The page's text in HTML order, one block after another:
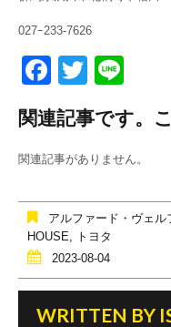
027ｰ233-7626
F
a
c
e
o
o
k
T
tt
er
e
関連記事です。
関連記事がありません。
アルファード・ヴェル
HOUSE, トヨタ
2023-08-04
WRITTEN BY